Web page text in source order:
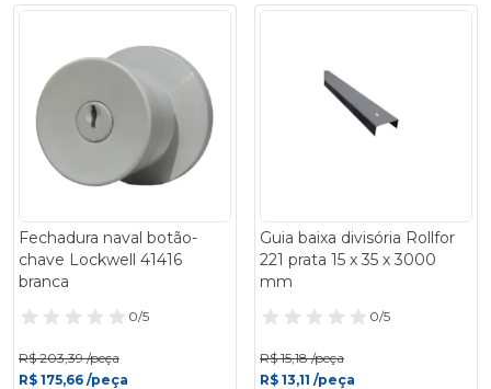
Fechadura naval botão-
chave Lockwell 41416
branca
0/5
R$ 203,39 /peça
R$ 175,66 /peça
Guia baixa divisória Rollfor
221 prata 15 x 35 x 3000
mm
0/5
R$ 15,18 /peça
R$ 13,11 /peça